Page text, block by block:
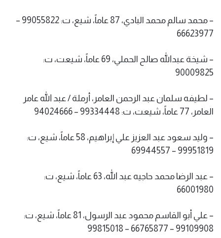
– محمد سالم محمد البادي، 87 عاماً، شيع، ت: 99055822 –
66623977
– شيخة عبدالله صالح الحملي، 69 عاماً، شيعت، ت:
90009825
– لطيفه سلمان عبد الرحمن العامر، أرملة / عبد الله عامر
العامر، 77 عاماً، شيعت، ت: 99334448 – 94024666
– وليد سعود عبد العزيز علي إبراهيم، 58 عاماً، شيع، ت:
99951819 – 69944557
– عبد الرضا محمد حاجيه عبد الله، 63 عاماً، شيع، ت:
66001980
– علي أبو القاسم محمود عبد الرسول، 81 عاماً، شيع، ت:
99109908 – 66765877 – 99815018